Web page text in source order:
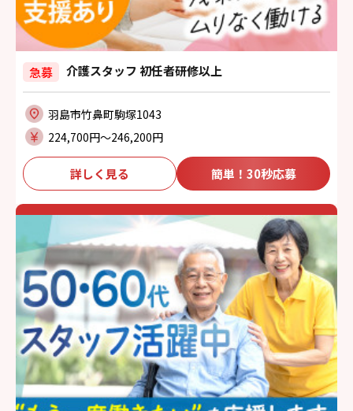
急募 介護スタッフ 初任者研修以上
羽島市竹鼻町駒塚1043
224,700円〜246,200円
詳しく見る 簡単！30秒応募